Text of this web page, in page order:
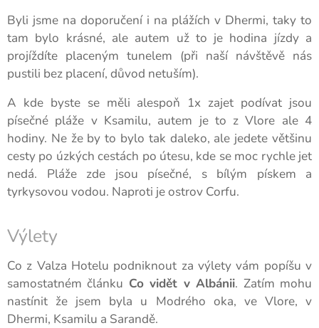
Byli jsme na doporučení i na plážích v Dhermi, taky to
tam bylo krásné, ale autem už to je hodina jízdy a
projíždíte placeným tunelem (při naší návštěvě nás
pustili bez placení, důvod netuším).
A kde byste se měli alespoň 1x zajet podívat jsou
písečné pláže v Ksamilu, autem je to z Vlore ale 4
hodiny. Ne že by to bylo tak daleko, ale jedete většinu
cesty po úzkých cestách po útesu, kde se moc rychle jet
nedá. Pláže zde jsou písečné, s bílým pískem a
tyrkysovou vodou. Naproti je ostrov Corfu.
Výlety
Co z Valza Hotelu podniknout za výlety vám popíšu v
samostatném článku Co vidět v Albánii. Zatím mohu
nastínit že jsem byla u Modrého oka, ve Vlore, v
Dhermi, Ksamilu a Sarandě.